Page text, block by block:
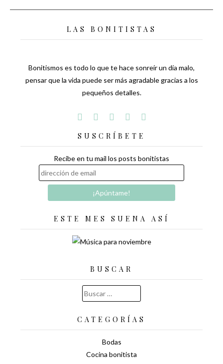
LAS BONITISTAS
Bonitismos es todo lo que te hace sonreír un día malo,
pensar que la vida puede ser más agradable gracias a los
pequeños detalles.
SUSCRÍBETE
Recibe en tu mail los posts bonitistas
ESTE MES SUENA ASÍ
BUSCAR
Buscar:
CATEGORÍAS
Bodas
Cocina bonitista